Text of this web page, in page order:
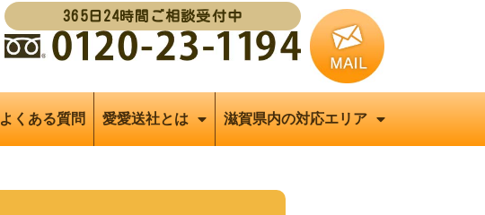
365日24時間ご相談受付中
よくある質問 愛愛送社とは 滋賀県内の対応エリア